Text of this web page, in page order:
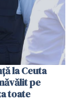
la Ceuta
pe
toate